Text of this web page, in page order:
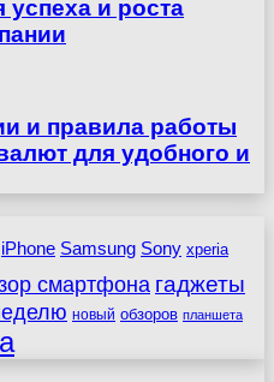
и роста
и правила работы
для удобного и
iPhone Samsung Sony xperia
смартфона гаджеты
новый обзоров планшета